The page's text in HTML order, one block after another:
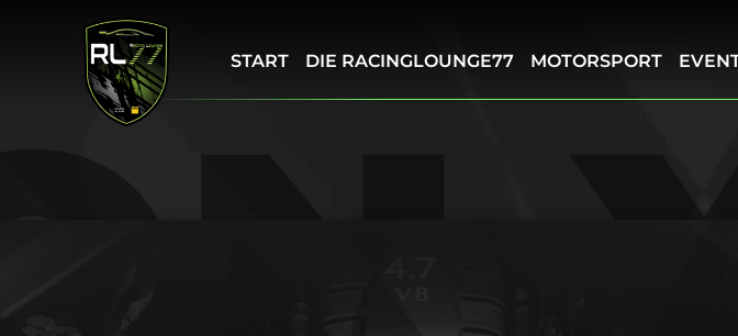
START DIE RACINGLOUNGE77 MOTORSPORT
MOTION